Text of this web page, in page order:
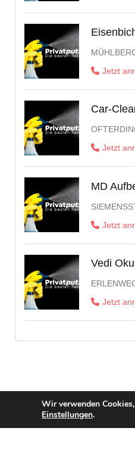
Jetzt
Car-
Jetzt
MD
Jetzt
Vedi
Jetzt
Wir verwenden
Einstellungen.